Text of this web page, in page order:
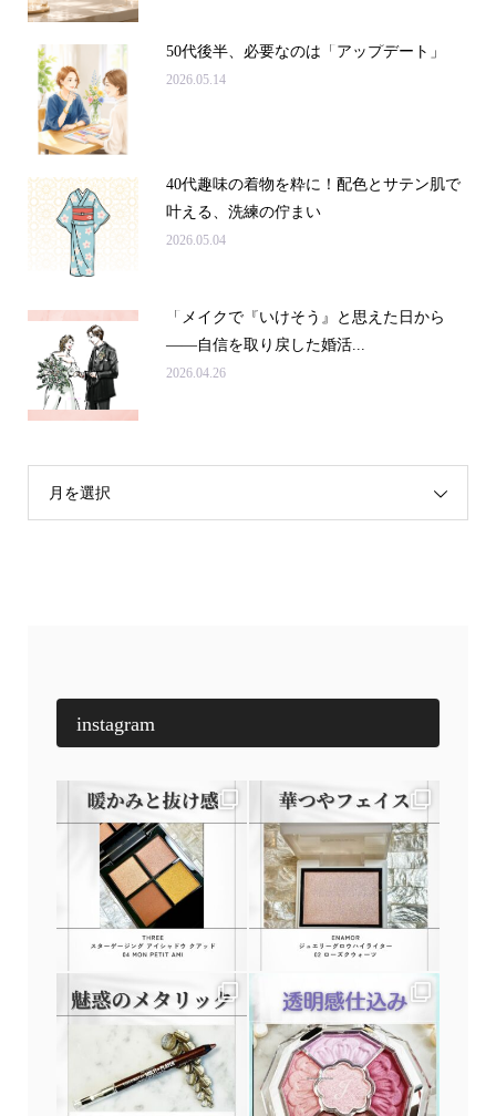
50代後半、必要なのは「アップデート」
2026.05.14
40代趣味の着物を粋に！配色とサテン肌で
叶える、洗練の佇まい
2026.05.04
「メイクで『いけそう』と思えた日から
——自信を取り戻した婚活...
2026.04.26
月を選択
instagram